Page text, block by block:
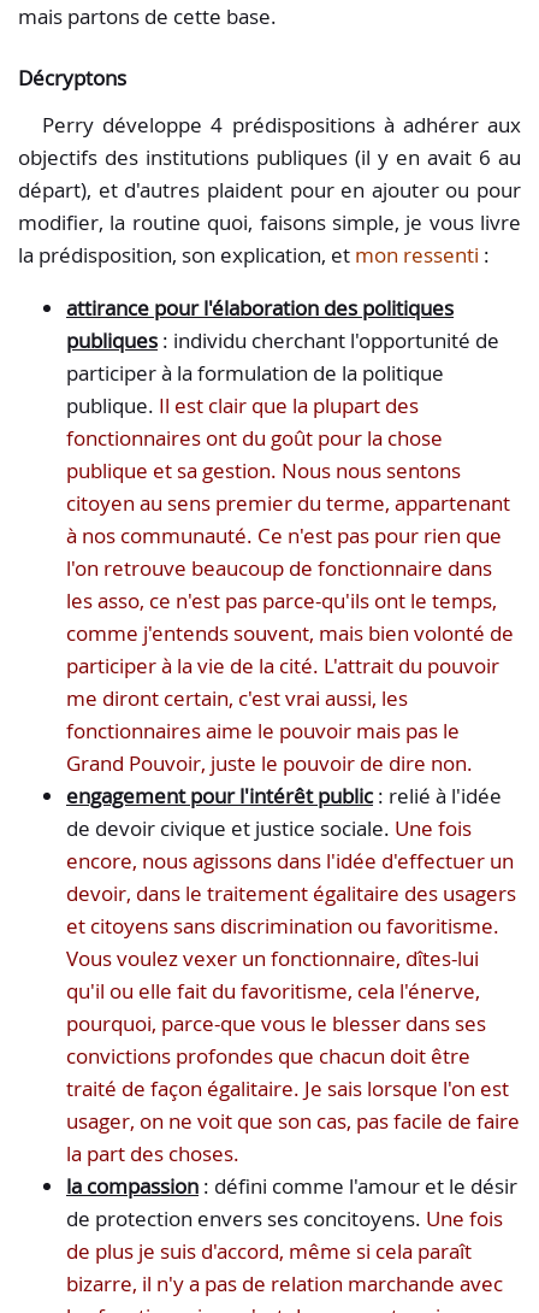
mais partons de cette base.
Décryptons
Perry développe 4 prédispositions à adhérer aux
objectifs des institutions publiques (il y en avait 6 au
départ), et d'autres plaident pour en ajouter ou pour
modifier, la routine quoi, faisons simple, je vous livre
la prédisposition, son explication, et mon ressenti :
attirance pour l'élaboration des politiques
publiques : individu cherchant l'opportunité de
participer à la formulation de la politique
publique. Il est clair que la plupart des
fonctionnaires ont du goût pour la chose
publique et sa gestion. Nous nous sentons
citoyen au sens premier du terme, appartenant
à nos communauté. Ce n'est pas pour rien que
l'on retrouve beaucoup de fonctionnaire dans
les asso, ce n'est pas parce-qu'ils ont le temps,
comme j'entends souvent, mais bien volonté de
participer à la vie de la cité. L'attrait du pouvoir
me diront certain, c'est vrai aussi, les
fonctionnaires aime le pouvoir mais pas le
Grand Pouvoir, juste le pouvoir de dire non.
engagement pour l'intérêt public: relié à l'idée
de devoir civique et justice sociale. Une fois
encore, nous agissons dans l'idée d'effectuer un
devoir, dans le traitement égalitaire des usagers
et citoyens sans discrimination ou favoritisme.
Vous voulez vexer un fonctionnaire, dîtes-lui
qu'il ou elle fait du favoritisme, cela l'énerve,
pourquoi, parce-que vous le blesser dans ses
convictions profondes que chacun doit être
traité de façon égalitaire. Je sais lorsque l'on est
usager, on ne voit que son cas, pas facile de faire
la part des choses.
la compassion : défini comme l'amour et le désir
de protection envers ses concitoyens. Une fois
de plus je suis d'accord, même si cela paraît
bizarre, il n'y a pas de relation marchande avec